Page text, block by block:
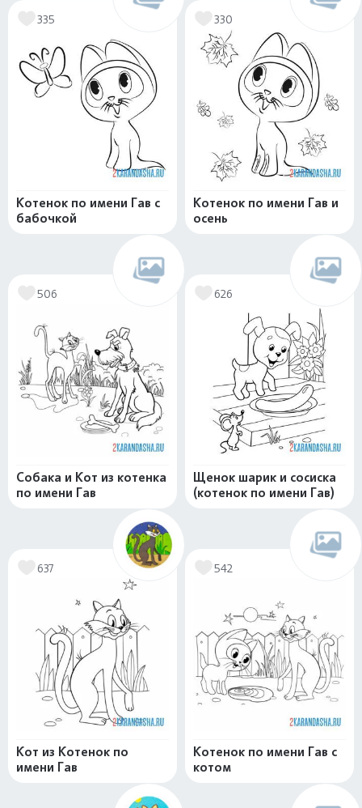
335
Котенок по имени Гав с
бабочкой
330
Котенок по имени Гав и
осень
506
Собака и Кот из котенка
по имени Гав
626
Щенок шарик и сосиска
(котенок по имени Гав)
637
Кот из Котенок по
имени Гав
542
Котенок по имени Гав с
котом